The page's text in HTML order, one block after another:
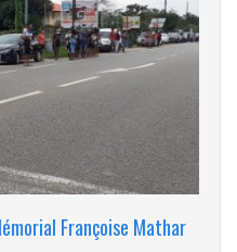
Françoise Mathar